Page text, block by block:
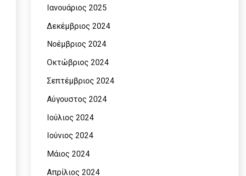
Ιανουάριος 2025
Δεκέμβριος 2024
Νοέμβριος 2024
Οκτώβριος 2024
Σεπτέμβριος 2024
Αύγουστος 2024
Ιούλιος 2024
Ιούνιος 2024
Μάιος 2024
Απρίλιος 2024